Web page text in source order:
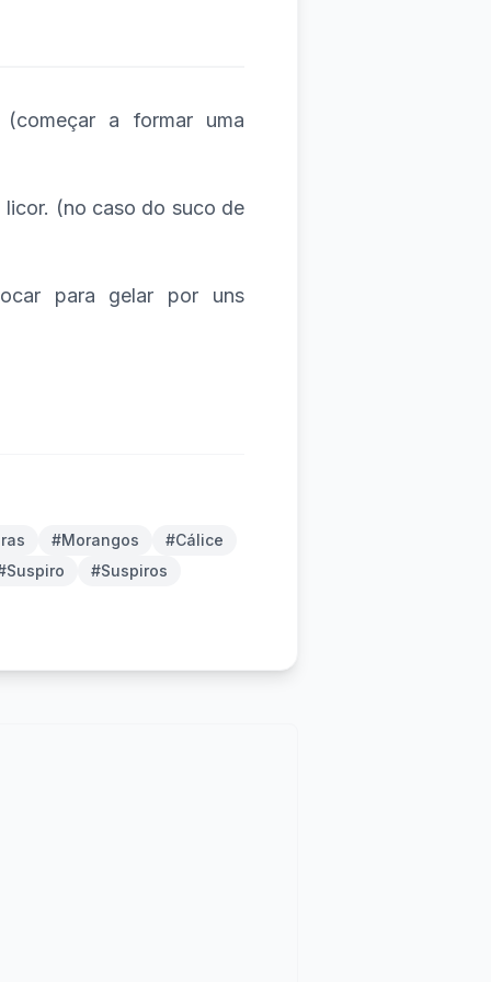
a formar uma
(no caso do suco de
para gelar por uns
#Morangos
#Cálice
#Suspiros